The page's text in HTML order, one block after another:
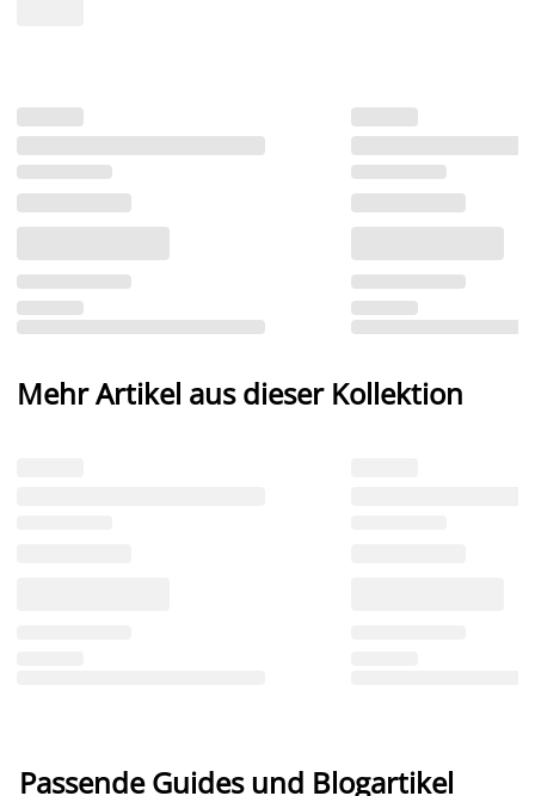
Mehr Artikel aus dieser Kollektion
Passende Guides und Blogartikel